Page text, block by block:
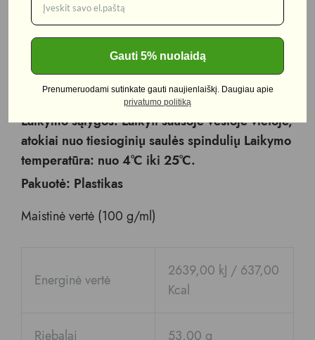
Sudedamosios dalys: ŽEMĖS RIEŠUTAI
Naudojimo instrukcija: Aatidarius pakuotę
suvartoti per 1 mėnesį. Produktas gali natūraliai
sluoksniuotis. Sumaišyti prieš vartojimą.
Laikymo sąlygos: Laikyti sausoje vėsioje vietoje,
atokiai nuo tiesioginių saulės spindulių Laikymo
temperatūra: nuo 4°C iki 25°C.
Pakuotė: Plastikas
Maistinė vertė (100 g/ml)
Energinė vertė
2639,00 kJ / 637,00
Kcal
Riebalai 53,00 g
Gauti 5% nuolaidą
Prenumeruodami sutinkate gauti naujienlaiškį. Daugiau apie
privatumo politiką